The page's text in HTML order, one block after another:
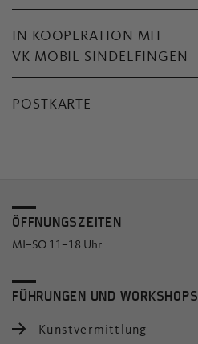
IN KOOPERATION MIT
VK MOBIL SINDELFINGEN
POSTKARTE
ÖFFNUNGSZEITEN
MI–SO 11–18 Uhr
FÜHRUNGEN UND WORKSHOPS
Kunstvermittlung